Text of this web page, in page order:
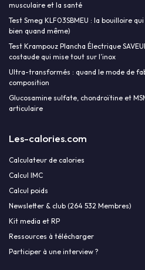
musculaire et la santé
Test Smeg KLF03SBMEU : la bouilloire
bien quand même)
Test Krampouz Plancha Électrique
costaude qui mise tout sur l’inox
Ultra-transformés : quand le mode de
composition
Glucosamine sulfate, chondroïtine et
articulaire
Les-calories.com
Calculateur de calories
Calcul IMC
Calcul poids
Newsletter & club (264 532 Membres)
Kit media et RP
Ressources à télécharger
Participer à une interview ?